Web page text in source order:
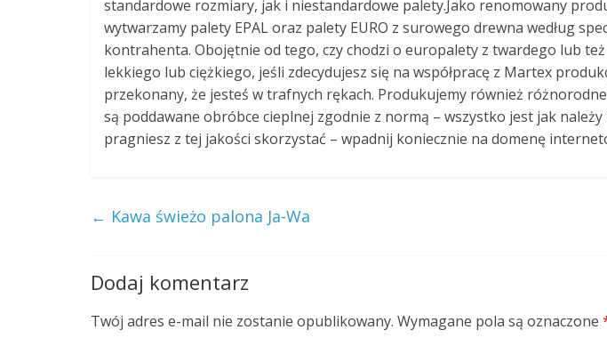
standardowe rozmiary, jak i niestandardowe palety.Jako renomowany
wytwarzamy palety EPAL oraz palety EURO z surowego drewna według
kontrahenta. Obojętnie od tego, czy chodzi o europalety z twardego lub
lekkiego lub ciężkiego, jeśli zdecydujesz się na współpracę z Martex
przekonany, że jesteś w trafnych rękach. Produkujemy również
są poddawane obróbce cieplnej zgodnie z normą – wszystko jest jak należy
pragniesz z tej jakości skorzystać – wpadnij koniecznie na domenę
← Kawa świeżo palona Ja-Wa
Dodaj komentarz
Twój adres e-mail nie zostanie opublikowany. Wymagane pola są oznaczone